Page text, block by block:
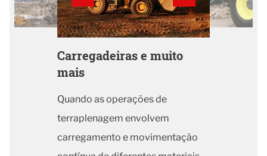
Carregadeiras e muito
mais
Quando as operações de
terraplenagem envolvem
carregamento e movimentação